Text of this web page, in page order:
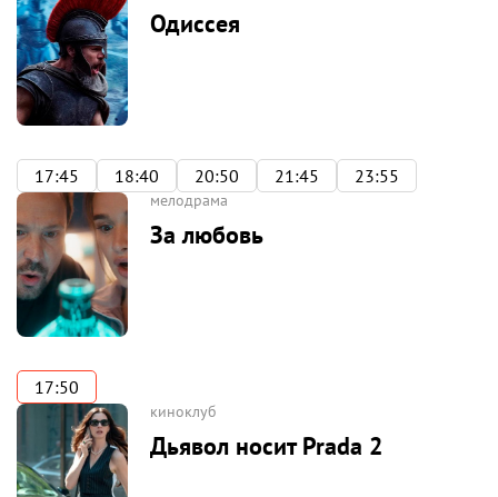
Одиссея
17:45 18:40 20:50 21:45 23:55
мелодрама
За любовь
17:50
киноклуб
Дьявол носит Prada 2